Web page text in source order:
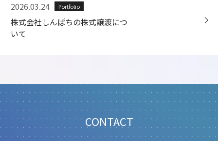
2026.03.24 Portfolio
株式会社しんぱちの株式譲渡につ
いて
CONTACT